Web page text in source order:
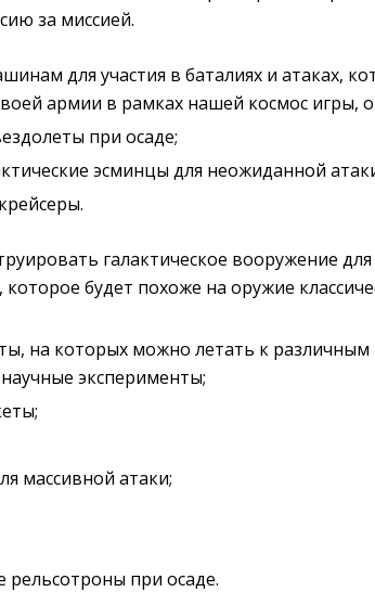
за миссией.
для участия в баталиях и атаках,
армии в рамках нашей космос игры,
при осаде;
эсминцы для неожиданной
галактическое вооружение
будет похоже на оружие
на которых можно летать к различным
эксперименты;
массивной атаки;
рельсотроны при осаде.